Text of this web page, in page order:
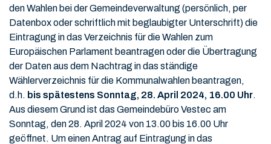
den Wahlen bei der Gemeindeverwaltung (persönlich, per
Datenbox oder schriftlich mit beglaubigter Unterschrift) die
Eintragung in das Verzeichnis für die Wahlen zum
Europäischen Parlament beantragen oder die Übertragung
der Daten aus dem Nachtrag in das ständige
Wählerverzeichnis für die Kommunalwahlen beantragen,
d.h. bis spätestens Sonntag, 28. April 2024, 16.00 Uhr.
Aus diesem Grund ist das Gemeindebüro Vestec am
Sonntag, den 28. April 2024 von 13.00 bis 16.00 Uhr
geöffnet. Um einen Antrag auf Eintragung in das